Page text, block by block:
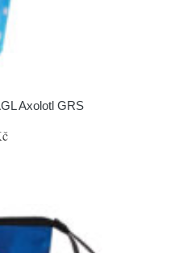
Axolotl GRS